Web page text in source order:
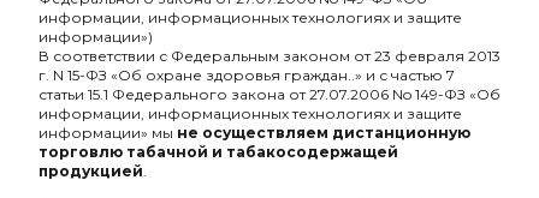
Основа кальянной смеси- табачный лист
Состав кальянной смеси-микс
Разборный-Нет
безнал-Нет
информации, информационных технологиях и защите
информации»)
В соответствии с Федеральным законом от 23 февраля 2013
г. N 15-ФЗ «Об охране здоровья граждан..» и с частью 7
статьи 15.1 Федерального закона от 27.07.2006 No 149-ФЗ «Об
информации, информационных технологиях и защите
информации» мы не осуществляем дистанционную
торговлю табачной и табакосодержащей
продукцией